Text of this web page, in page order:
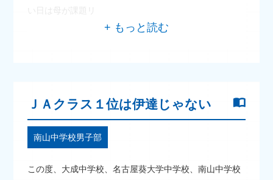
い日は母が課題リ
ＪＡクラス１位は伊達じゃない
南山中学校男子部
この度、大成中学校、名古屋葵大学中学校、南山中学校